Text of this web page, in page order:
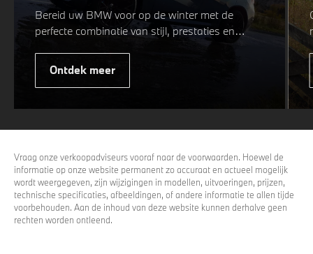
Bereid uw BMW voor op de winter met de
perfecte combinatie van stijl, prestaties en
veiligheid. Of u nu kiest voor een sportieve of
elegante look, onze winterwielen zijn
ontworpen om uw rijervaring te optimaliseren,
weersomstandigheden. Profiteer nu van15%
voordeel.
Ontdek meer
Vraag onze verkoopadviseurs vooraf naar de voorwaarden. Hoewel de
informatie op onze website permanent zo accuraat en actueel mogelijk
wordt weergegeven, zijn wijzigingen in modellen, uitvoeringen, prijzen,
technische specificaties, afbeeldingen, of andere informatie te allen tijde
voorbehouden. Aan de inhoud van deze website kunnen derhalve geen
rechten worden ontleend.